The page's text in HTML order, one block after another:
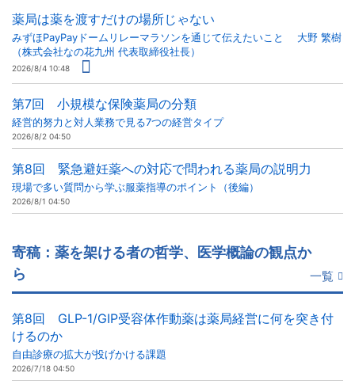
薬局は薬を渡すだけの場所じゃない
みずほPayPayドームリレーマラソンを通じて伝えたいこと 大野 繁樹
（株式会社なの花九州 代表取締役社長）
2026/8/4 10:48
第7回 小規模な保険薬局の分類
経営的努力と対人業務で見る7つの経営タイプ
2026/8/2 04:50
第8回 緊急避妊薬への対応で問われる薬局の説明力
現場で多い質問から学ぶ服薬指導のポイント（後編）
2026/8/1 04:50
寄稿：薬を架ける者の哲学、医学概論の観点か
ら
一覧
第8回 GLP-1/GIP受容体作動薬は薬局経営に何を突き付
けるのか
自由診療の拡大が投げかける課題
2026/7/18 04:50